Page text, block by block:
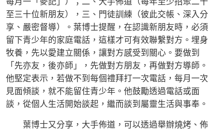
至三十位新朋友），三、門徒訓練（彼此交帳、深入分
享、嚴密督導）。葉博士提醒，在認識新朋友時，必須
留下青少年的家庭電話，這樣才可有效聯繫對方。埋身
牧養，先以愛建立關係，讓對方感受到關心。要做到
「先亦友，後亦師」，先做對方朋友，再做對方導師。
他堅定表示，若做不到每個禮拜打一次電話，每月一次
見面傾談，就不能留住青少年。他鼓勵透過電話或面
談，從個人生活開始談起，繼而談到屬靈生活與事奉。
葉博士又分享，大手佈道，可以透過舉辦燒烤、佈